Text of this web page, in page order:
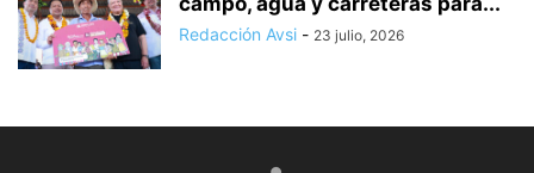
Redacción Avsi - 23 julio, 2026